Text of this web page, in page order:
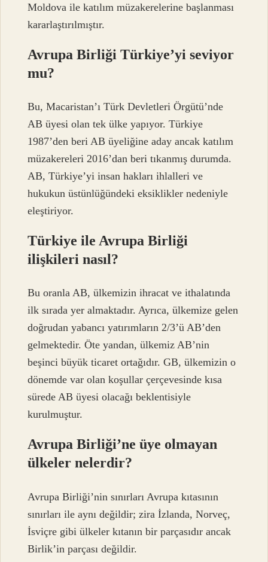
Moldova ile katılım müzakerelerine başlanması
kararlaştırılmıştır.
Avrupa Birliği Türkiye’yi seviyor
mu?
Bu, Macaristan’ı Türk Devletleri Örgütü’nde
AB üyesi olan tek ülke yapıyor. Türkiye
1987’den beri AB üyeliğine aday ancak katılım
müzakereleri 2016’dan beri tıkanmış durumda.
AB, Türkiye’yi insan hakları ihlalleri ve
hukukun üstünlüğündeki eksiklikler nedeniyle
eleştiriyor.
Türkiye ile Avrupa Birliği
ilişkileri nasıl?
Bu oranla AB, ülkemizin ihracat ve ithalatında
ilk sırada yer almaktadır. Ayrıca, ülkemize gelen
doğrudan yabancı yatırımların 2/3’ü AB’den
gelmektedir. Öte yandan, ülkemiz AB’nin
beşinci büyük ticaret ortağıdır. GB, ülkemizin o
dönemde var olan koşullar çerçevesinde kısa
sürede AB üyesi olacağı beklentisiyle
kurulmuştur.
Avrupa Birliği’ne üye olmayan
ülkeler nelerdir?
Avrupa Birliği’nin sınırları Avrupa kıtasının
sınırları ile aynı değildir; zira İzlanda, Norveç,
İsviçre gibi ülkeler kıtanın bir parçasıdır ancak
Birlik’in parçası değildir.